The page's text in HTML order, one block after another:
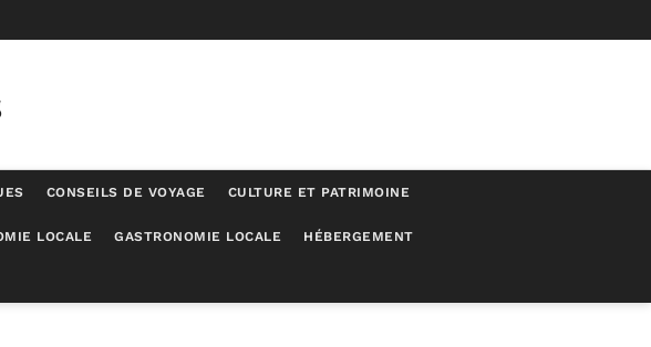
CONSEILS DE VOYAGE CULTURE ET PATRIMOINE
LOCALE GASTRONOMIE LOCALE HÉBERGEMENT